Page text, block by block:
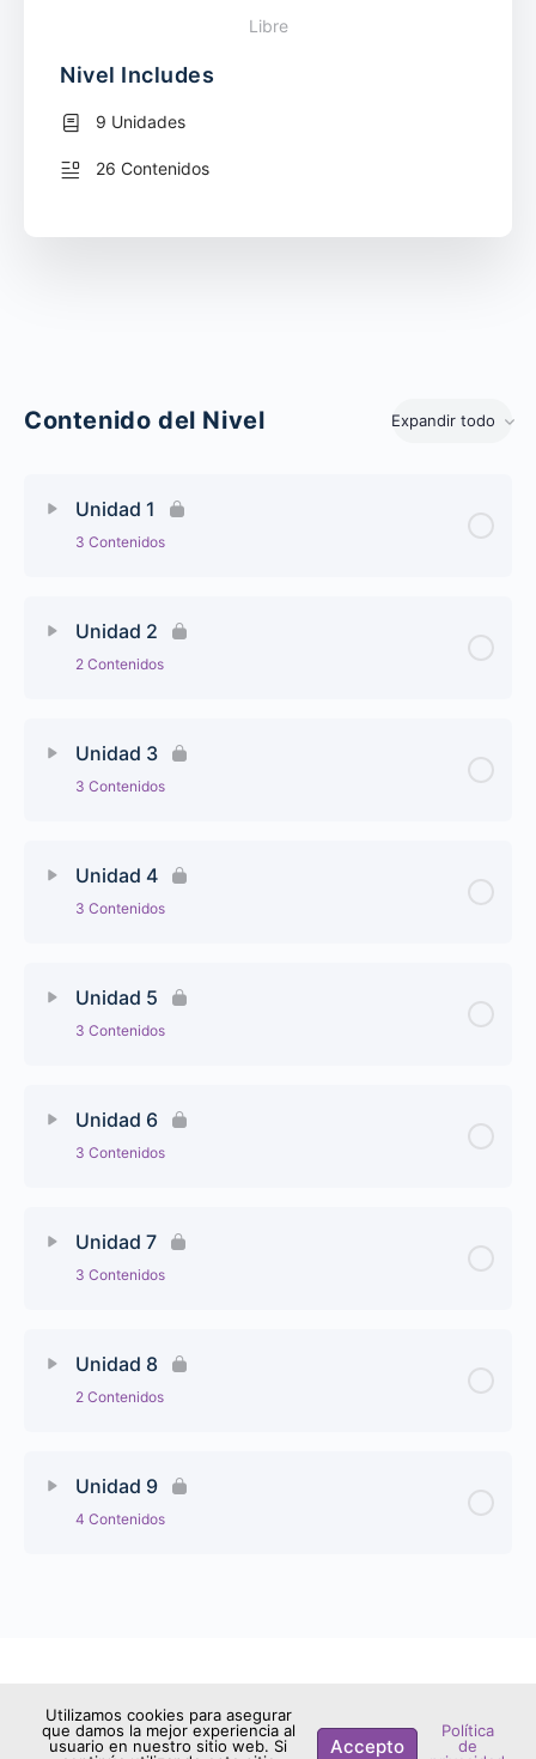
Contenido del Nivel Expandir todo
Unidades
Unidad 1
3 Contenidos
Unidad 2
2 Contenidos
Unidad 3
3 Contenidos
Unidad 4
3 Contenidos
Unidad 5
3 Contenidos
Unidad 6
3 Contenidos
Unidad 7
3 Contenidos
Unidad 8
2 Contenidos
Unidad 9
4 Contenidos
Libre
Nivel Includes
9 Unidades
26 Contenidos
Utilizamos cookies para asegurar
que damos la mejor experiencia al
usuario en nuestro sitio web. Si
Accepto
Política
de